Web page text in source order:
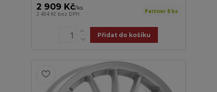
2 909 Kč/ks
2 404 Kč bez DPH Partner 8 ks
Přidat do košíku